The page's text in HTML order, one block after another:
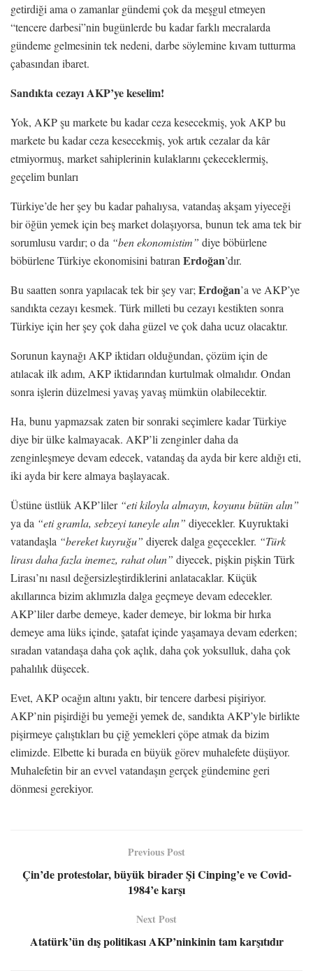
getirdiği ama o zamanlar gündemi çok da meşgul etmeyen
“tencere darbesi”nin bugünlerde bu kadar farklı mecralarda
gündeme gelmesinin tek nedeni, darbe söylemine kıvam tutturma
çabasından ibaret.
Sandıkta cezayı AKP’ye keselim!
Yok, AKP şu markete bu kadar ceza kesecekmiş, yok AKP bu
markete bu kadar ceza kesecekmiş, yok artık cezalar da kâr
etmiyormuş, market sahiplerinin kulaklarını çekeceklermiş,
geçelim bunları
Türkiye’de her şey bu kadar pahalıysa, vatandaş akşam yiyeceği
bir öğün yemek için beş market dolaşıyorsa, bunun tek ama tek bir
sorumlusu vardır; o da “ben ekonomistim” diye böbürlene
böbürlene Türkiye ekonomisini batıran Erdoğan’dır.
Bu saatten sonra yapılacak tek bir şey var; Erdoğan’a ve AKP’ye
sandıkta cezayı kesmek. Türk milleti bu cezayı kestikten sonra
Türkiye için her şey çok daha güzel ve çok daha ucuz olacaktır.
Sorunun kaynağı AKP iktidarı olduğundan, çözüm için de
atılacak ilk adım, AKP iktidarından kurtulmak olmalıdır. Ondan
sonra işlerin düzelmesi yavaş yavaş mümkün olabilecektir.
Ha, bunu yapmazsak zaten bir sonraki seçimlere kadar Türkiye
diye bir ülke kalmayacak. AKP’li zenginler daha da
zenginleşmeye devam edecek, vatandaş da ayda bir kere aldığı eti,
iki ayda bir kere almaya başlayacak.
Üstüne üstlük AKP’liler “eti kiloyla almayın, koyunu bütün alın”
ya da “eti gramla, sebzeyi taneyle alın” diyecekler. Kuyruktaki
vatandaşla “bereket kuyruğu” diyerek dalga geçecekler. “Türk
lirası daha fazla inemez, rahat olun” diyecek, pişkin pişkin Türk
Lirası’nı nasıl değersizleştirdiklerini anlatacaklar. Küçük
akıllarınca bizim aklımızla dalga geçmeye devam edecekler.
AKP’liler darbe demeye, kader demeye, bir lokma bir hırka
demeye ama lüks içinde, şatafat içinde yaşamaya devam ederken;
sıradan vatandaşa daha çok açlık, daha çok yoksulluk, daha çok
pahalılık düşecek.
Evet, AKP ocağın altını yaktı, bir tencere darbesi pişiriyor.
AKP’nin pişirdiği bu yemeği yemek de, sandıkta AKP’yle birlikte
pişirmeye çalıştıkları bu çiğ yemekleri çöpe atmak da bizim
elimizde. Elbette ki burada en büyük görev muhalefete düşüyor.
Muhalefetin bir an evvel vatandaşın gerçek gündemine geri
dönmesi gerekiyor.
Previous Post
Çin’de protestolar, büyük birader Şi Cinping’e ve Covid-
1984’e karşı
Next Post
Atatürk’ün dış politikası AKP’ninkinin tam karşıtıdır